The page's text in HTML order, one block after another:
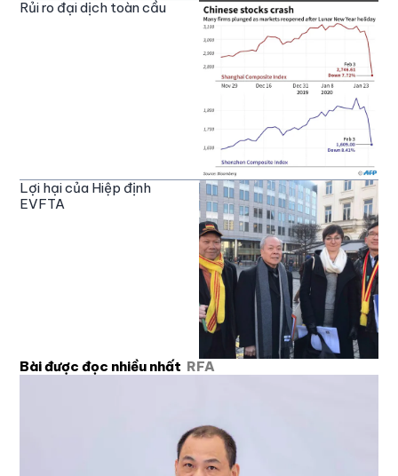
Rủi ro đại dịch toàn cầu
Lợi hại của Hiệp định
EVFTA
Bài được đọc nhiều nhất RFA